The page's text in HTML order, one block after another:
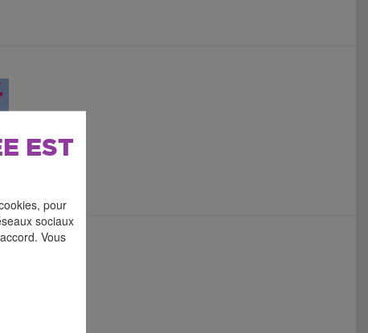
EST
pour
sociaux
Vous